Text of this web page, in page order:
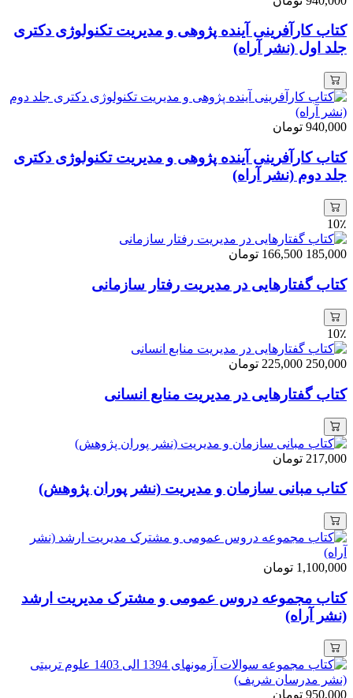
کتاب کارآفرینی آینده پژوهی و مدیریت تکنولوژی دکتری
جلد اول (نشر آراه)
940,000 تومان
کتاب کارآفرینی آینده پژوهی و مدیریت تکنولوژی دکتری
جلد دوم (نشر آراه)
10٪
185,000
166,500 تومان
کتاب گفتارهایی در مدیریت رفتار سازمانی
10٪
250,000
225,000 تومان
کتاب گفتارهایی در مدیریت منابع انسانی
217,000 تومان
کتاب مبانی سازمان و مدیریت (نشر پوران پژوهش)
1,100,000 تومان
کتاب مجموعه دروس عمومی و مشترک مدیریت ارشد
(نشر آراه)
950,000 تومان